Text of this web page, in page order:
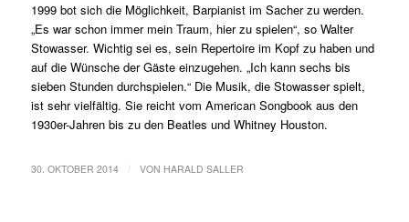
1999 bot sich die Möglichkeit, Barpianist im Sacher zu werden.
„Es war schon immer mein Traum, hier zu spielen“, so Walter
Stowasser. Wichtig sei es, sein Repertoire im Kopf zu haben und
auf die Wünsche der Gäste einzugehen. „Ich kann sechs bis
sieben Stunden durchspielen.“ Die Musik, die Stowasser spielt,
ist sehr vielfältig. Sie reicht vom American Songbook aus den
1930er-Jahren bis zu den Beatles und Whitney Houston.
30. OKTOBER 2014 VON HARALD SALLER